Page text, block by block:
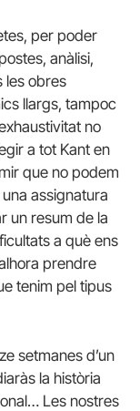
per poder
anàlisi,
les obres
llargs, tampoc
no
a tot Kant en
que no podem
assignatura
un resum de la
a què ens
prendre
tenim pel tipus
setmanes d’un
la història
Les nostres